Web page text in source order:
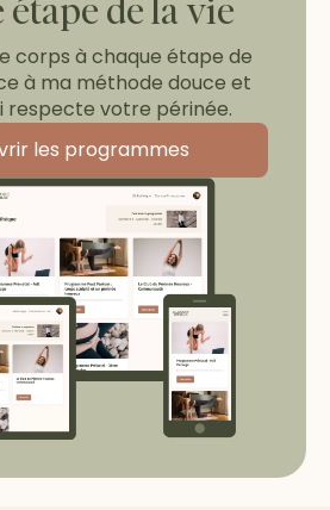
corps à chaque étape de
à ma méthode douce et
respecte votre périnée.
les programmes